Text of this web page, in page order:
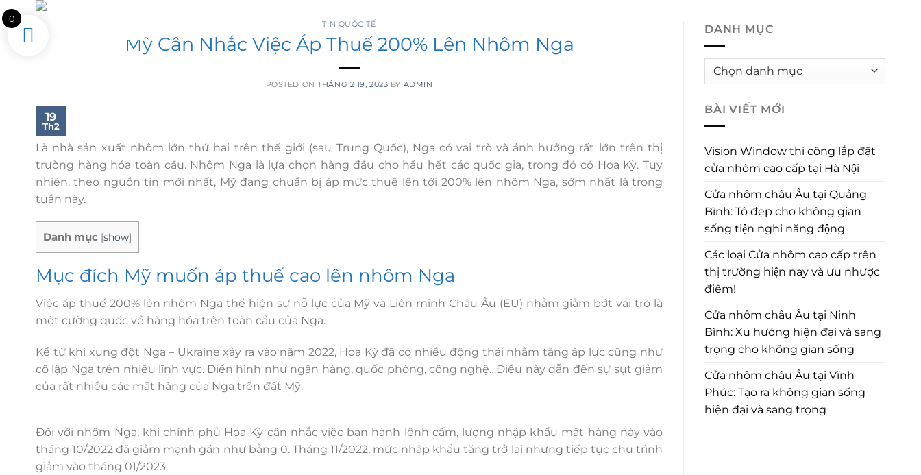
Skip
to
content
TIN QUỐC TẾ
Mỹ Cân Nhắc Việc Áp Thuế 200% Lên Nhôm Nga
POSTED ONTHÁNG 2 19, 2023 BY ADMIN
19
Th2
Là nhà sản xuất nhôm lớn thứ hai trên thế giới (sau Trung Quốc), Nga có vai trò và ảnh hưởng rất lớn trên thị
trường hàng hóa toàn cầu. Nhôm Nga là lựa chọn hàng đầu cho hầu hết các quốc gia, trong đó có Hoa Kỳ. Tuy
nhiên, theo nguồn tin mới nhất, Mỹ đang chuẩn bị áp mức thuế lên tới 200% lên nhôm Nga, sớm nhất là trong
tuần này.
Danh mục [show]
Mục đích Mỹ muốn áp thuế cao lên nhôm Nga
Việc áp thuế 200% lên nhôm Nga thể hiện sự nỗ lực của Mỹ và Liên minh Châu Âu (EU) nhằm giảm bớt vai trò là
một cường quốc về hàng hóa trên toàn cầu của Nga.
Kể từ khi xung đột Nga – Ukraine xảy ra vào năm 2022, Hoa Kỳ đã có nhiều động thái nhằm tăng áp lực cũng như
cô lập Nga trên nhiều lĩnh vực. Điển hình như ngân hàng, quốc phòng, công nghệ…Điều này dẫn đến sự sụt giảm
của rất nhiều các mặt hàng của Nga trên đất Mỹ.
Đối với nhôm Nga, khi chính phủ Hoa Kỳ cân nhắc việc ban hành lệnh cấm, lượng nhập khẩu mặt hàng này vào
tháng 10/2022 đã giảm mạnh gần như bằng 0. Tháng 11/2022, mức nhập khẩu tăng trở lại nhưng tiếp tục chu trình
giảm vào tháng 01/2023.
DANH MỤC
Danh
BÀI VIẾT MỚI
Vision Window thi công lắp đặt
cửa nhôm cao cấp tại Hà Nội
Cửa nhôm châu Âu tại Quảng
Bình: Tô đẹp cho không gian
sống tiện nghi năng động
Các loại Cửa nhôm cao cấp trên
thị trường hiện nay và ưu nhược
điểm!
Cửa nhôm châu Âu tại Ninh
Bình: Xu hướng hiện đại và sang
trọng cho không gian sống
Cửa nhôm châu Âu tại Vĩnh
Phúc: Tạo ra không gian sống
hiện đại và sang trọng
0